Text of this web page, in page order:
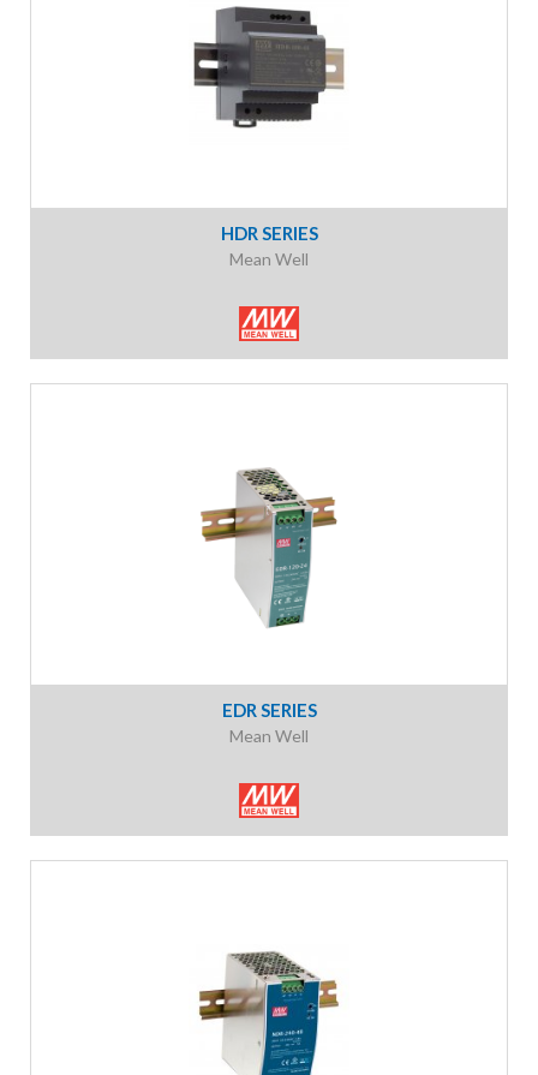
HDR SERIES
Mean Well
EDR SERIES
Mean Well